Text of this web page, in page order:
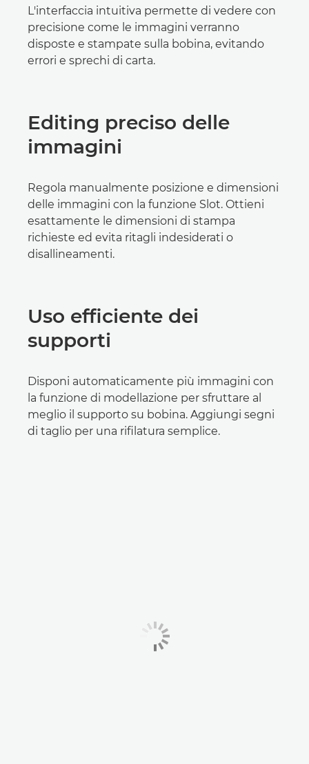
L'interfaccia intuitiva permette di vedere con
precisione come le immagini verranno
disposte e stampate sulla bobina, evitando
errori e sprechi di carta.
Editing preciso delle
immagini
Regola manualmente posizione e dimensioni
delle immagini con la funzione Slot. Ottieni
esattamente le dimensioni di stampa
richieste ed evita ritagli indesiderati o
disallineamenti.
Uso efficiente dei
supporti
Disponi automaticamente più immagini con
la funzione di modellazione per sfruttare al
meglio il supporto su bobina. Aggiungi segni
di taglio per una rifilatura semplice.